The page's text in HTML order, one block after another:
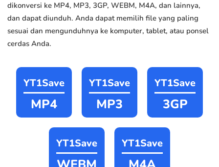
dikonversi ke MP4, MP3, 3GP, WEBM, M4A, dan lainnya,
dan dapat diunduh. Anda dapat memilih file yang paling
sesuai dan mengunduhnya ke komputer, tablet, atau ponsel
cerdas Anda.
YT1Save
MP4
YT1Save
MP3
YT1Save
3GP
YT1Save YT1Save